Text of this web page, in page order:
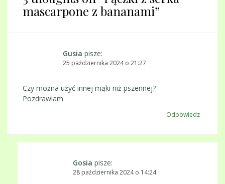
mascarpone z bananami”
Gusia pisze:
25 października 2024 o 21:27
Czy można użyć innej mąki niż pszennej?
Pozdrawiam
Odpowiedz
Gosia pisze:
28 października 2024 o 14:24